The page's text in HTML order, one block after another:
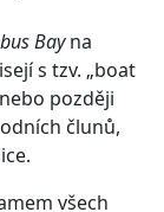
Bayna
s tzv. „boat
později
člunů,
všech